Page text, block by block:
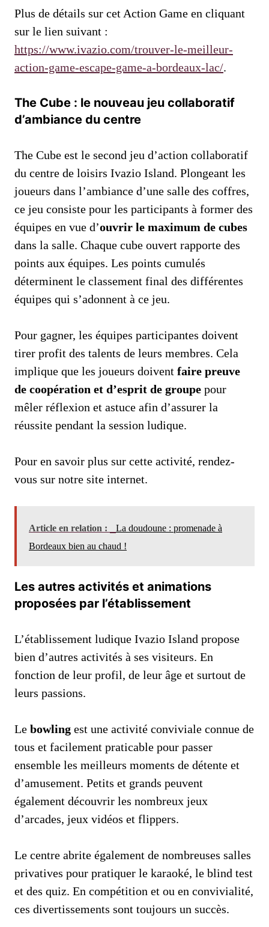
Plus de détails sur cet Action Game en cliquant
sur le lien suivant :
https://www.ivazio.com/trouver-le-meilleur-
action-game-escape-game-a-bordeaux-lac/.
The Cube : le nouveau jeu collaboratif
d’ambiance du centre
The Cube est le second jeu d’action collaboratif
du centre de loisirs Ivazio Island. Plongeant les
joueurs dans l’ambiance d’une salle des coffres,
ce jeu consiste pour les participants à former des
équipes en vue d’ouvrir le maximum de cubes
dans la salle. Chaque cube ouvert rapporte des
points aux équipes. Les points cumulés
déterminent le classement final des différentes
équipes qui s’adonnent à ce jeu.
Pour gagner, les équipes participantes doivent
tirer profit des talents de leurs membres. Cela
implique que les joueurs doivent faire preuve
de coopération et d’esprit de groupe pour
mêler réflexion et astuce afin d’assurer la
réussite pendant la session ludique.
Pour en savoir plus sur cette activité, rendez-
vous sur notre site internet.
Article en relation :
La doudoune : promenade à
Bordeaux bien au chaud !
Les autres activités et animations
proposées par l’établissement
L’établissement ludique Ivazio Island propose
bien d’autres activités à ses visiteurs. En
fonction de leur profil, de leur âge et surtout de
leurs passions.
Le bowling est une activité conviviale connue de
tous et facilement praticable pour passer
ensemble les meilleurs moments de détente et
d’amusement. Petits et grands peuvent
également découvrir les nombreux jeux
d’arcades, jeux vidéos et flippers.
Le centre abrite également de nombreuses salles
privatives pour pratiquer le karaoké, le blind test
et des quiz. En compétition et ou en convivialité,
ces divertissements sont toujours un succès.